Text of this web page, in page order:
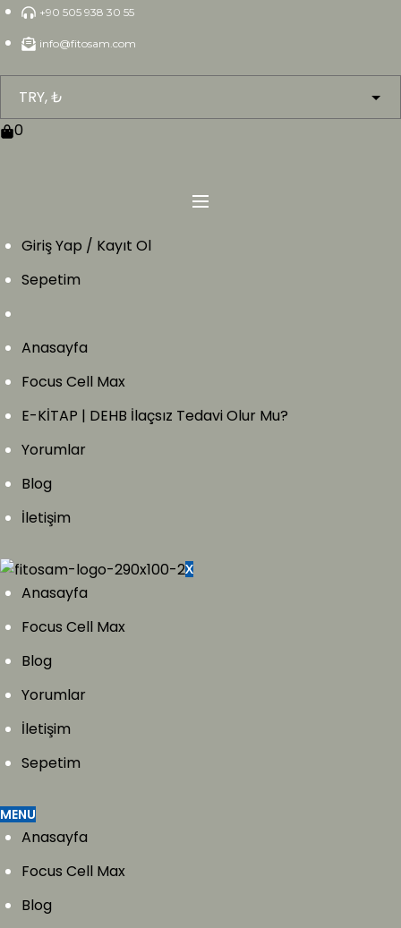
Skip
content
+90 505 938 30 55
info@fitosam.com
0
Giriş Yap / Kayıt Ol
Sepetim
Anasayfa
Focus Cell Max
E-KİTAP | DEHB İlaçsız Tedavi Olur Mu?
Yorumlar
Blog
İletişim
X
Anasayfa
Focus Cell Max
Blog
Yorumlar
İletişim
Sepetim
MENU
Anasayfa
Focus Cell Max
Blog